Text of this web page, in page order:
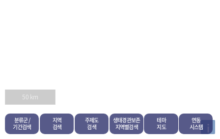
분류군 /
기간검색
지역
검색
주제도
검색
생태경관보존
지역별검색
테마
지도
연동
시스템 i
50 km